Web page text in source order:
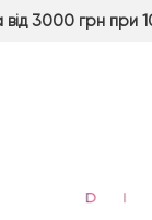
3000 грн при